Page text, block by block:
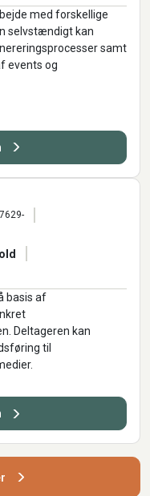
med forskellige
selvstændigt kan
samt
events og
basis af
Deltageren kan
til